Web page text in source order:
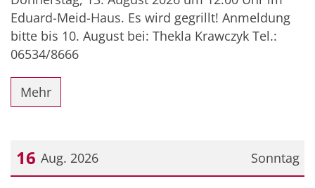
Eduard-Meid-Haus. Es wird gegrillt! Anmeldung
bitte bis 10. August bei: Thekla Krawczyk Tel.:
06534/8666
Mehr
Sonntag
16 Aug. 2026